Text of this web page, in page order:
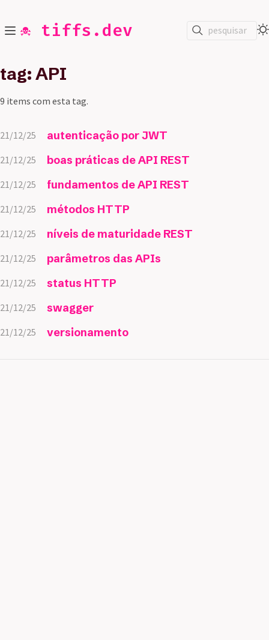
☠️ tiffs.dev pesquisar
tag: API
9 items com esta tag.
21/12/25 autenticação por JWT
21/12/25 boas práticas de API REST
21/12/25 fundamentos de API REST
21/12/25 métodos HTTP
21/12/25 níveis de maturidade REST
21/12/25 parâmetros das APIs
21/12/25 status HTTP
21/12/25 swagger
21/12/25 versionamento